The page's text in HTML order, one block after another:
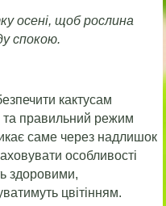
осені, щоб рослина
спокою.
кактусам
та правильний режим
саме через надлишок
особливості
здоровими,
цвітінням.